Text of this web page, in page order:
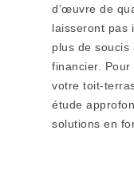
d’œuvre de
laisseront pas
plus de soucis
financier.
votre toit-
étude
solutions en